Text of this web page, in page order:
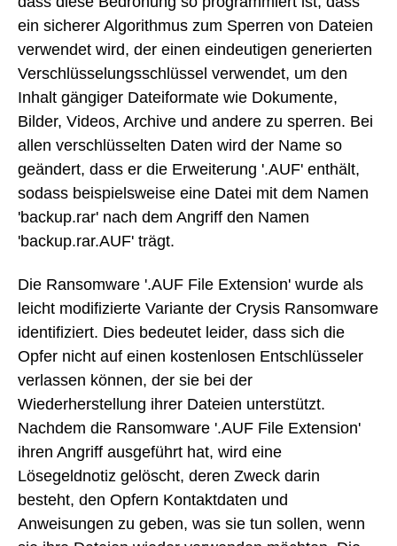
ein sicherer Algorithmus zum Sperren von Dateien
verwendet wird, der einen eindeutigen generierten
Verschlüsselungsschlüssel verwendet, um den
Inhalt gängiger Dateiformate wie Dokumente,
Bilder, Videos, Archive und andere zu sperren. Bei
allen verschlüsselten Daten wird der Name so
geändert, dass er die Erweiterung '.AUF' enthält,
sodass beispielsweise eine Datei mit dem Namen
'backup.rar' nach dem Angriff den Namen
'backup.rar.AUF' trägt.
Die Ransomware '.AUF File Extension' wurde als
leicht modifizierte Variante der Crysis Ransomware
identifiziert. Dies bedeutet leider, dass sich die
Opfer nicht auf einen kostenlosen Entschlüsseler
verlassen können, der sie bei der
Wiederherstellung ihrer Dateien unterstützt.
Nachdem die Ransomware '.AUF File Extension'
ihren Angriff ausgeführt hat, wird eine
Lösegeldnotiz gelöscht, deren Zweck darin
besteht, den Opfern Kontaktdaten und
Anweisungen zu geben, was sie tun sollen, wenn